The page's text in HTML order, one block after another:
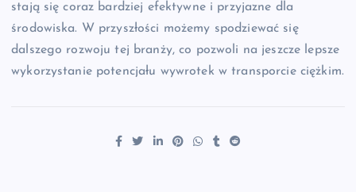
stają się coraz bardziej efektywne i przyjazne dla
środowiska. W przyszłości możemy spodziewać się
dalszego rozwoju tej branży, co pozwoli na jeszcze lepsze
wykorzystanie potencjału wywrotek w transporcie ciężkim.